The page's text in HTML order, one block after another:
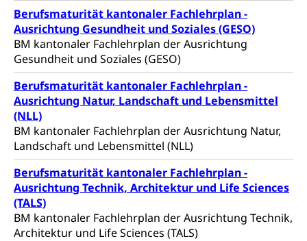
Berufsmaturität kantonaler Fachlehrplan -
Ausrichtung Gesundheit und Soziales (GESO)
BM kantonaler Fachlehrplan der Ausrichtung
Gesundheit und Soziales (GESO)
Berufsmaturität kantonaler Fachlehrplan -
Ausrichtung Natur, Landschaft und Lebensmittel
(NLL)
BM kantonaler Fachlehrplan der Ausrichtung Natur,
Landschaft und Lebensmittel (NLL)
Berufsmaturität kantonaler Fachlehrplan -
Ausrichtung Technik, Architektur und Life Sciences
(TALS)
BM kantonaler Fachlehrplan der Ausrichtung Technik,
Architektur und Life Sciences (TALS)
Namensänderungen
Familienzulagen (WAS Luzern)
Schwangerschaft / Geburt (gruezi.lu.ch)
Kinder und Jugendliche
Mündigkeit, Kindesschutz, Jugendschutz
Kinder- und Jugendförderung
Psychische Gesundheit
IV für Kinder und Jugendliche (WAS Luzern)
Pflege / Pflegeheim
Hauspflege, spitalexterne Pflege, Spitex
Betreuende Angehörige
Pflegeheimliste und freie Pflegeplätze
Betreuung von Angehörigen (WAS Luzern)
Religion
Kirche, Gottesdienst, Seelsorge,
Religionsgemeinschaft
Religionsvielfalt Im Kanton Luzern (unilu)
Religion (gruezi.lu.ch)
Sport
Freizeitaktivitäten, Schulsport, Spitzensport,
Breitensport, Jugend und Sport, Sportanlagen